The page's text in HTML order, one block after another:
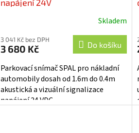
napájení 24V
Skladem
3 041 Kč bez DPH
3 680 Kč Do košíku
Parkovací snímač SPAL pro nákladní
automobily dosah od 1.6m do 0.4m
akustická a vizuální signalizace
napájení 24 VDC...